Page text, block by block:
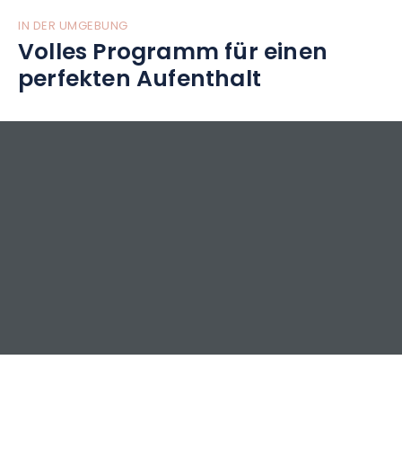
IN DER UMGEBUNG
Volles Programm für einen
perfekten Aufenthalt